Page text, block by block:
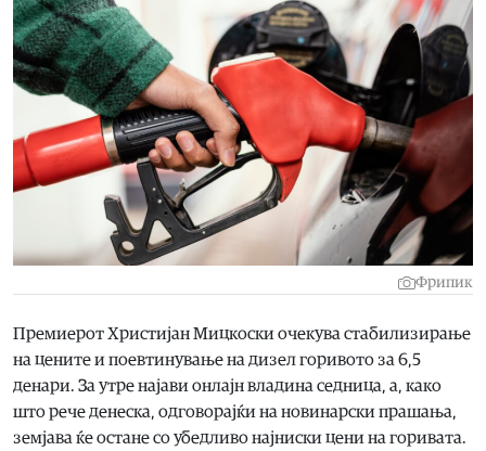
Фрипик
Премиерот Христијан Мицкоски очекува стабилизирање
на цените и поевтинување на дизел горивото за 6,5
денари. За утре најави онлајн владина седница, а, како
што рече денеска, одговорајќи на новинарски прашања,
земјава ќе остане со убедливо најниски цени на горивата.